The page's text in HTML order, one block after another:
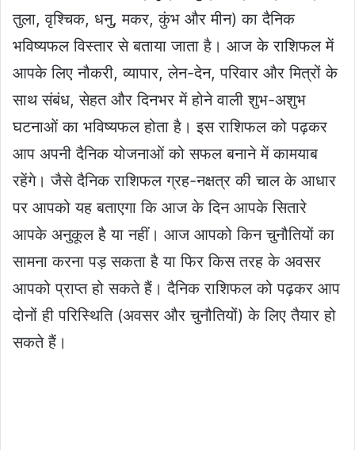
तुला, वृश्चिक, धनु, मकर, कुंभ और मीन) का दैनिक
भविष्यफल विस्तार से बताया जाता है। आज के राशिफल में
आपके लिए नौकरी, व्यापार, लेन-देन, परिवार और मित्रों के
साथ संबंध, सेहत और दिनभर में होने वाली शुभ-अशुभ
घटनाओं का भविष्यफल होता है। इस राशिफल को पढ़कर
आप अपनी दैनिक योजनाओं को सफल बनाने में कामयाब
रहेंगे। जैसे दैनिक राशिफल ग्रह-नक्षत्र की चाल के आधार
पर आपको यह बताएगा कि आज के दिन आपके सितारे
आपके अनुकूल है या नहीं। आज आपको किन चुनौतियों का
सामना करना पड़ सकता है या फिर किस तरह के अवसर
आपको प्राप्त हो सकते हैं। दैनिक राशिफल को पढ़कर आप
दोनों ही परिस्थिति (अवसर और चुनौतियों) के लिए तैयार हो
सकते हैं।